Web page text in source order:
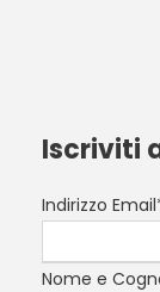
Iscriviti
Indirizzo
Nome e